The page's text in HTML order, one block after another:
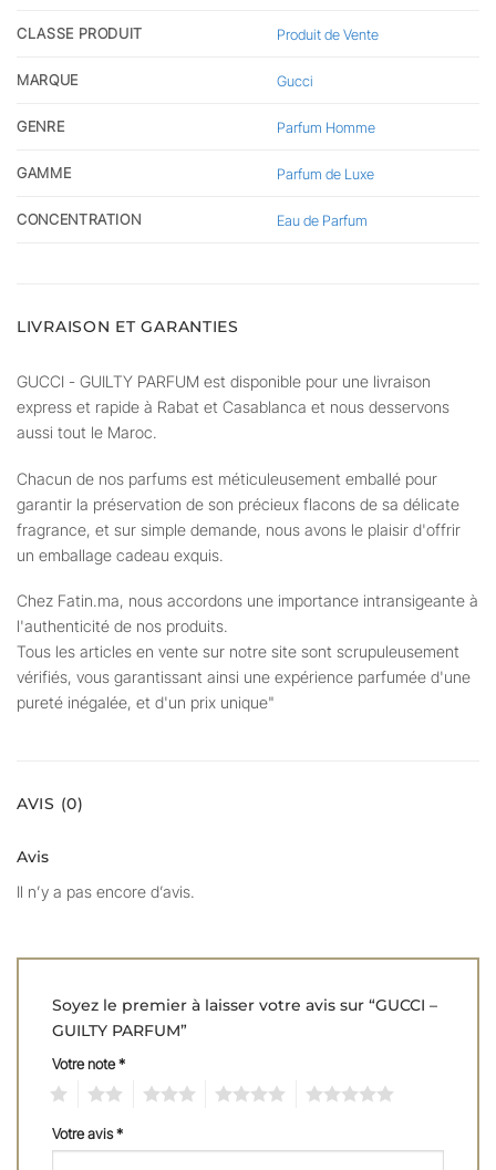
CLASSE PRODUIT Produit de Vente
MARQUE Gucci
GENRE Parfum Homme
GAMME Parfum de Luxe
CONCENTRATION Eau de Parfum
LIVRAISON ET GARANTIES
GUCCI - GUILTY PARFUM est disponible pour une livraison
express et rapide à Rabat et Casablanca et nous desservons
aussi tout le Maroc.
Chacun de nos parfums est méticuleusement emballé pour
garantir la préservation de son précieux flacons de sa délicate
fragrance, et sur simple demande, nous avons le plaisir d'offrir
un emballage cadeau exquis.
Chez Fatin.ma, nous accordons une importance intransigeante à
l'authenticité de nos produits.
Tous les articles en vente sur notre site sont scrupuleusement
vérifiés, vous garantissant ainsi une expérience parfumée d'une
pureté inégalée, et d'un prix unique"
AVIS (0)
Avis
Il n’y a pas encore d’avis.
Soyez le premier à laisser votre avis sur “GUCCI –
GUILTY PARFUM”
Votre note*
Votre avis*